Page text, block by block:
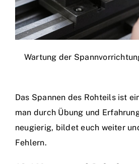
Wartung der
Das Spannen des Rohteils ist
man durch Übung und
neugierig, bildet euch weiter
Fehlern.